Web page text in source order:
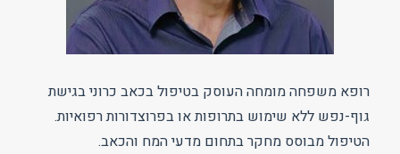
רופא משפחה מומחה העוסק בטיפול בכאב כרוני בגישת
גוף-נפש ללא שימוש בתרופות או בפרוצדורות רפואיות.
הטיפול מבוסס מחקר בתחום מדעי המח והכאב.